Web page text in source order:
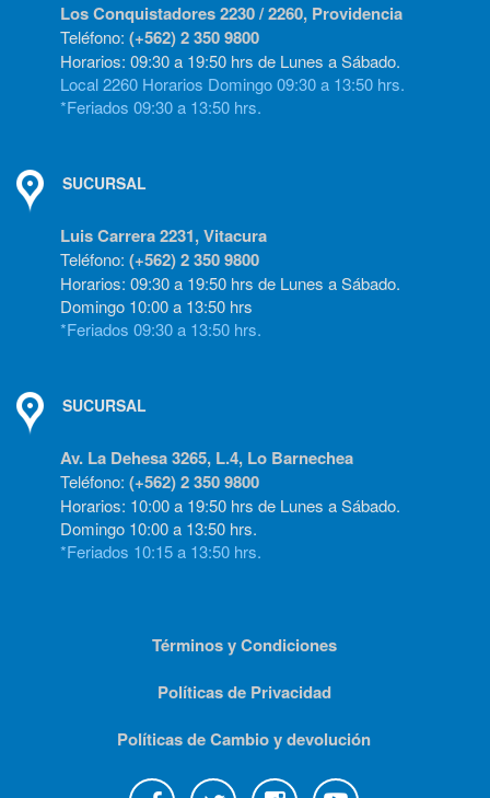
Los Conquistadores 2230 / 2260, Providencia
Teléfono: (+562) 2 350 9800
Horarios: 09:30 a 19:50 hrs de Lunes a Sábado.
Local 2260 Horarios Domingo 09:30 a 13:50 hrs.
*Feriados 09:30 a 13:50 hrs.
SUCURSAL
Luis Carrera 2231, Vitacura
Teléfono: (+562) 2 350 9800
Horarios: 09:30 a 19:50 hrs de Lunes a Sábado.
Domingo 10:00 a 13:50 hrs
*Feriados 09:30 a 13:50 hrs.
SUCURSAL
Av. La Dehesa 3265, L.4, Lo Barnechea
Teléfono: (+562) 2 350 9800
Horarios: 10:00 a 19:50 hrs de Lunes a Sábado.
Domingo 10:00 a 13:50 hrs.
*Feriados 10:15 a 13:50 hrs.
Términos y Condiciones
Políticas de Privacidad
Políticas de Cambio y devolución